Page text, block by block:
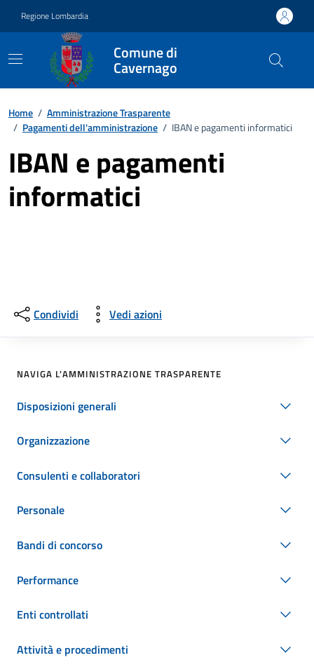
Regione Lombardia
Comune di
Cavernago
Home / Amministrazione Trasparente
/ Pagamenti dell'amministrazione / IBAN e pagamenti informatici
IBAN e pagamenti
informatici
Condividi Vedi azioni
NAVIGA L'AMMINISTRAZIONE TRASPARENTE
Disposizioni generali
Organizzazione
Consulenti e collaboratori
Personale
Bandi di concorso
Performance
Enti controllati
Attività e procedimenti